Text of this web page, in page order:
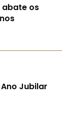
abate os
Jubilar